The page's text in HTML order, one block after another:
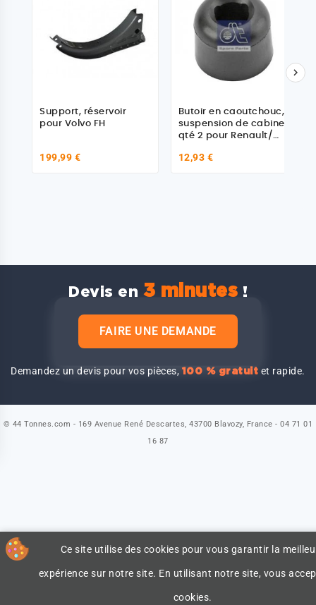
Support, réservoir
pour Volvo FH
199,99 €
Butoir en caoutchouc,
suspension de cabine
qté 2 pour Renault/
7421333686
12,93 €

Devis en 3 minutes !
FAIRE UNE DEMANDE
Demandez un devis pour vos pièces,100 % gratuit et rapide.
Ce site utilise des cookies pour vous garantir la
expérience sur notre site. En utilisant notre site, vous
cookies.
© 44 Tonnes.com - 169 Avenue René Descartes, 43700 Blavozy, France - 04 71 01
16 87